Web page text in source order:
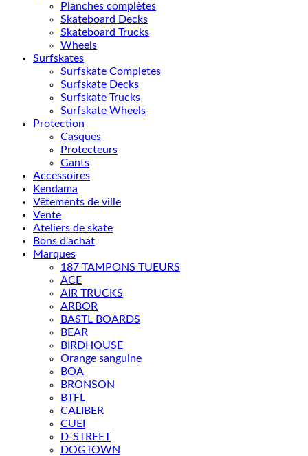
Planches complètes
Skateboard Decks
Skateboard Trucks
Wheels
Surfskates
Surfskate Completes
Surfskate Decks
Surfskate Trucks
Surfskate Wheels
Protection
Casques
Protecteurs
Gants
Accessoires
Kendama
Vêtements de ville
Vente
Ateliers de skate
Bons d'achat
Marques
187 TAMPONS TUEURS
ACE
AIR TRUCKS
ARBOR
BASTL BOARDS
BEAR
BIRDHOUSE
Orange sanguine
BOA
BRONSON
BTFL
CALIBER
CUEI
D-STREET
DOGTOWN